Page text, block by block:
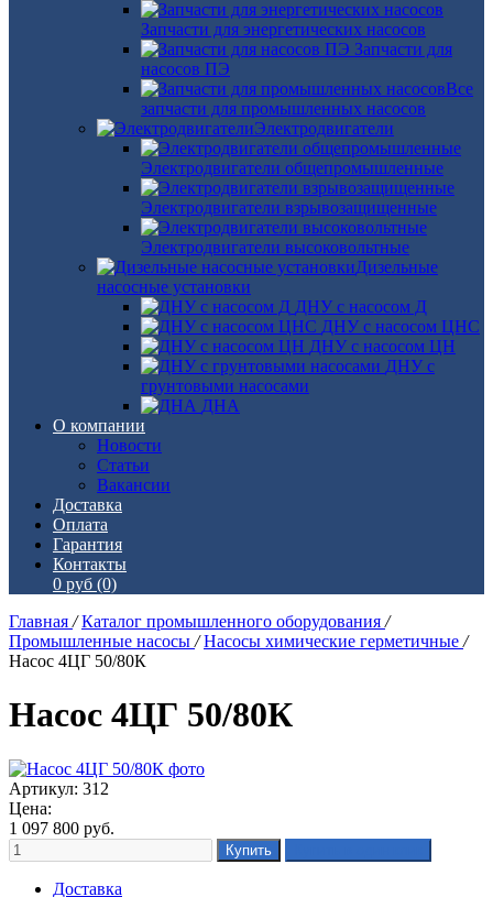
Запчасти для энергетических насосов
Запчасти для
насосов ПЭ
Все
запчасти для промышленных насосов
Электродвигатели
Электродвигатели общепромышленные
Электродвигатели взрывозащищенные
Электродвигатели высоковольтные
Дизельные
насосные установки
ДНУ с насосом Д
ДНУ с насосом ЦНС
ДНУ с насосом ЦН
ДНУ с
грунтовыми насосами
ДНА
О компании
Новости
Статьи
Вакансии
Доставка
Оплата
Гарантия
Контакты
0 руб (0)
Главная / Каталог промышленного оборудования /
Промышленные насосы / Насосы химические герметичные /
Насос 4ЦГ 50/80К
Насос 4ЦГ 50/80К
Артикул: 312
Цена:
1 097 800 руб.
Доставка